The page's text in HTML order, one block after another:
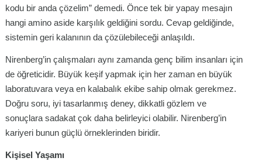
kodu bir anda çözelim” demedi. Önce tek bir yapay mesajın
hangi amino aside karşılık geldiğini sordu. Cevap geldiğinde,
sistemin geri kalanının da çözülebileceği anlaşıldı.
Nirenberg’in çalışmaları aynı zamanda genç bilim insanları için
de öğreticidir. Büyük keşif yapmak için her zaman en büyük
laboratuvara veya en kalabalık ekibe sahip olmak gerekmez.
Doğru soru, iyi tasarlanmış deney, dikkatli gözlem ve
sonuçlara sadakat çok daha belirleyici olabilir. Nirenberg’in
kariyeri bunun güçlü örneklerinden biridir.
Kişisel Yaşamı